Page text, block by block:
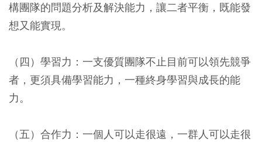
構團隊的問題分析及解決能力，讓二者平衡，既能發
想又能實現。
（四）學習力：一支優質團隊不止目前可以領先競爭
者，更須具備學習能力，一種終身學習與成長的能
力。
（五）合作力：一個人可以走很遠，一群人可以走很